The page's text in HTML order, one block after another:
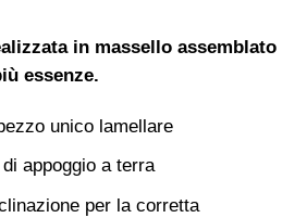
in massello assemblato
essenze.
unico lamellare
appoggio a terra
per la corretta